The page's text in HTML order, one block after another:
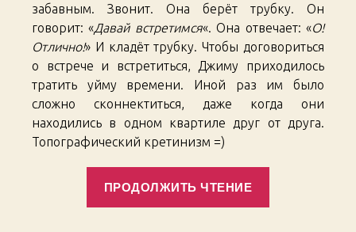
забавным. Звонит. Она берёт трубку. Он
говорит: «Давай встретимся«. Она отвечает: «О!
Отлично!» И кладёт трубку. Чтобы договориться
о встрече и встретиться, Джиму приходилось
тратить уйму времени. Иной раз им было
сложно сконнектиться, даже когда они
находились в одном квартиле друг от друга.
Топографический кретинизм =)
ПРОДОЛЖИТЬ ЧТЕНИЕ
Asian